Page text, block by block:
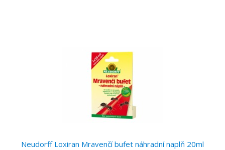
Neudorff Loxiran Mravenčí bufet náhradní naplň 20ml